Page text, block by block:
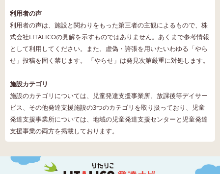
利用者の声
利用者の声は、施設と関わりをもった第三者の主観によるもので、株
式会社LITALICOの見解を示すものではありません。あくまで参考情報
として利用してください。また、虚偽・誇張を用いたいわゆる「やら
せ」投稿を固く禁じます。 「やらせ」は発見次第厳重に対処します。
施設カテゴリ
施設のカテゴリについては、児童発達支援事業所、放課後等デイサー
ビス、その他発達支援施設の3つのカテゴリを取り扱っており、児童
発達支援事業所については、地域の児童発達支援センターと児童発達
支援事業の両方を掲載しております。